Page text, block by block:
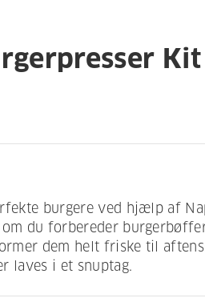
Kit
burgere ved hjælp af
om du forbereder
dem helt friske til
laves i et snuptag.